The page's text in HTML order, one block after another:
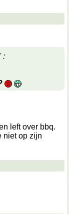
:
left over bbq.
niet op zijn